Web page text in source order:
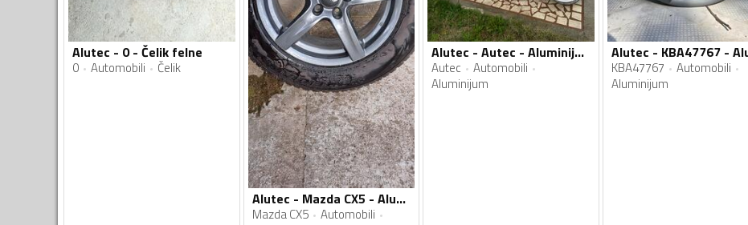
Alutec - 0 - Čelik felne
0 Automobili Čelik
Alutec - Mazda CX5 - Aluminijum felne
Mazda CX5
Automobili
Alutec - Autec - Aluminijum felne
Autec
Automobili
Aluminijum
KBA47767
Automobili
Aluminijum